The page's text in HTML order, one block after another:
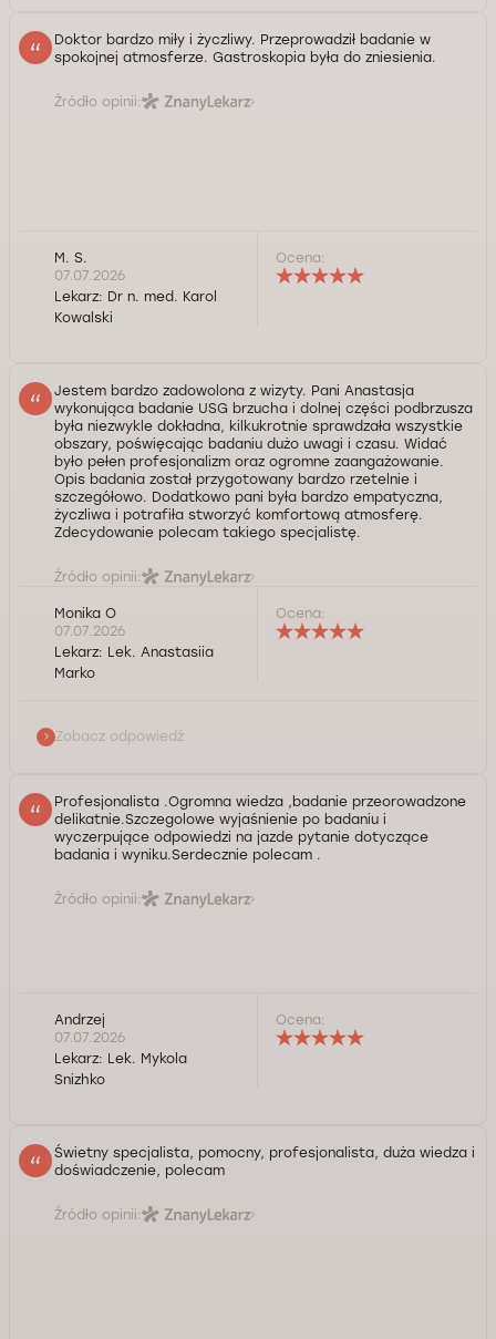
Doktor bardzo miły i życzliwy. Przeprowadził badanie w
spokojnej atmosferze. Gastroskopia była do zniesienia.
Źródło opinii:
M. S.
07.07.2026
Lekarz: Dr n. med. Karol
Kowalski
Ocena:
Jestem bardzo zadowolona z wizyty. Pani Anastasja
wykonująca badanie USG brzucha i dolnej części podbrzusza
była niezwykle dokładna, kilkukrotnie sprawdzała wszystkie
obszary, poświęcając badaniu dużo uwagi i czasu. Widać
było pełen profesjonalizm oraz ogromne zaangażowanie.
Opis badania został przygotowany bardzo rzetelnie i
szczegółowo. Dodatkowo pani była bardzo empatyczna,
życzliwa i potrafiła stworzyć komfortową atmosferę.
Zdecydowanie polecam takiego specjalistę.
Źródło opinii:
Pani Moniko, serdecznie dziękuję za tak piękną i
szczegółową opinię.Bardzo się cieszę, że czuła się
zaufanie i tak miłe słowa. Życzę Pani dużo zdrowia i
wszystkiego dobrego!
Kontrola jakości świadczonych usług Doctorpro
Monika O
07.07.2026
Lekarz: Lek. Anastasiia
Marko
Ocena:
Zobacz odpowiedź
Profesjonalista .Ogromna wiedza ,badanie przeorowadzone
delikatnie.Szczegolowe wyjaśnienie po badaniu i
wyczerpujące odpowiedzi na jazde pytanie dotyczące
badania i wyniku.Serdecznie polecam .
Źródło opinii:
Andrzej
07.07.2026
Lekarz: Lek. Mykola
Snizhko
Ocena:
Świetny specjalista, pomocny, profesjonalista, duża wiedza i
doświadczenie, polecam
Źródło opinii: